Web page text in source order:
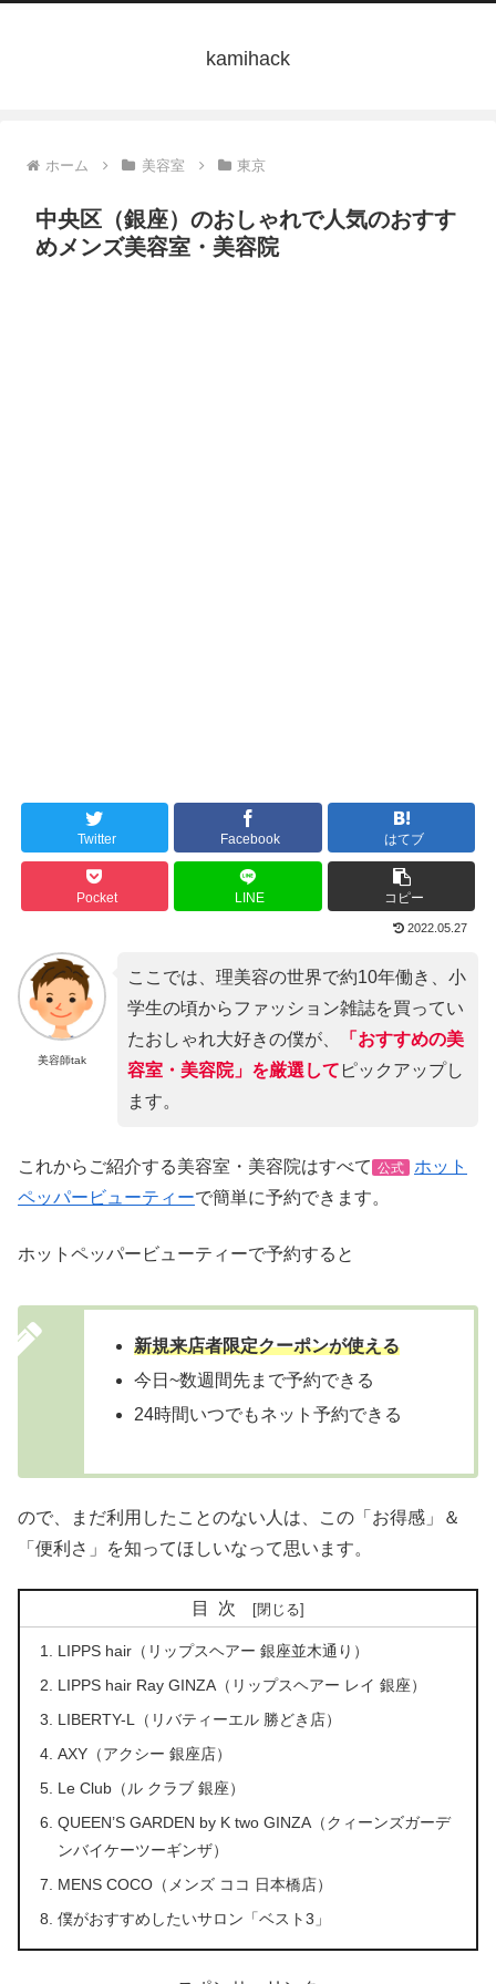
kamihack
ホーム 美容室 東京
中央区（銀座）のおしゃれで人気のおすす
めメンズ美容室・美容院
Twitter Facebook はてブ
Pocket LINE コピー
2022.05.27
美容師tak
ここでは、理美容の世界で約10年働き、小
学生の頃からファッション雑誌を買ってい
たおしゃれ大好きの僕が、
「おすすめの美
容室・美容院」を厳選して ピックアップし
ます。
これからご紹介する美容室・美容院はすべて 公式
ホット
ペッパービューティーで簡単に予約できます。
ホットペッパービューティーで予約すると
新規来店者限定クーポンが使える
今日~数週間先まで予約できる
24時間いつでもネット予約できる
ので、まだ利用したことのない人は、この「お得感」＆
「便利さ」を知ってほしいなって思います。
目次
LIPPS hair（リップスヘアー 銀座並木通り）
LIPPS hair Ray GINZA（リップスヘアー レイ 銀座）
LIBERTY-L（リバティーエル 勝どき店）
AXY（アクシー 銀座店）
Le Club（ル クラブ 銀座）
QUEEN’S GARDEN by K two GINZA（クィーンズガーデ
ンバイケーツーギンザ）
MENS COCO（メンズ ココ 日本橋店）
僕がおすすめしたいサロン「ベスト3」